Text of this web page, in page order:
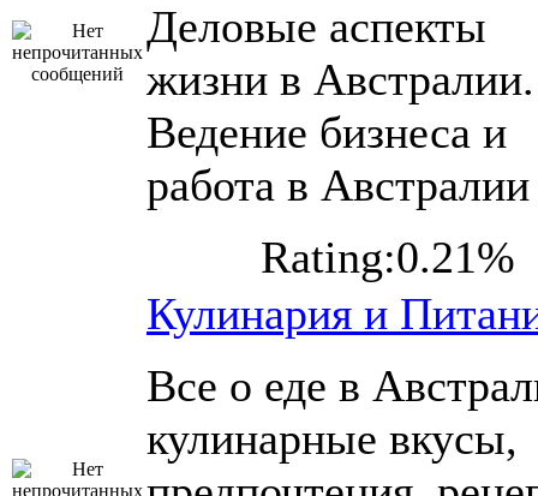
Деловые аспекты
жизни в Австралии.
Ведение бизнеса и
работа в Австралии
Rating:0.21%
Кулинария и
Все о еде в
кулинарные вкусы,